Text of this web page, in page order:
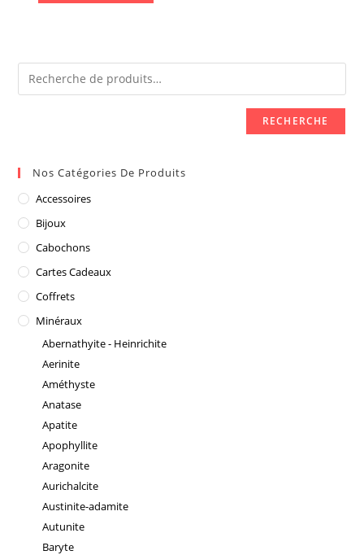
RECHERCHE
Nos Catégories De Produits
Accessoires
Bijoux
Cabochons
Cartes Cadeaux
Coffrets
Minéraux
Abernathyite - Heinrichite
Aerinite
Améthyste
Anatase
Apatite
Apophyllite
Aragonite
Aurichalcite
Austinite-adamite
Autunite
Baryte